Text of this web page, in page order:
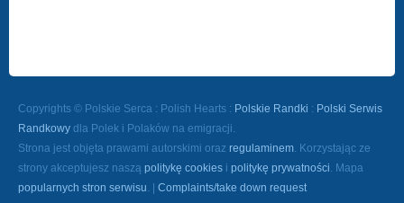
Copyrights © Polskie Serca : Polish Hearts : Polskie Randki : Polski Serwis
Randkowy dla Polek i Polaków na emigracji.
Strona jest objęta prawami autorskimi oraz regulaminem. Korzystając ze
strony akceptujesz naszą politykę cookies i politykę prywatności. Mapa
popularnych stron serwisu. | Complaints/take down request